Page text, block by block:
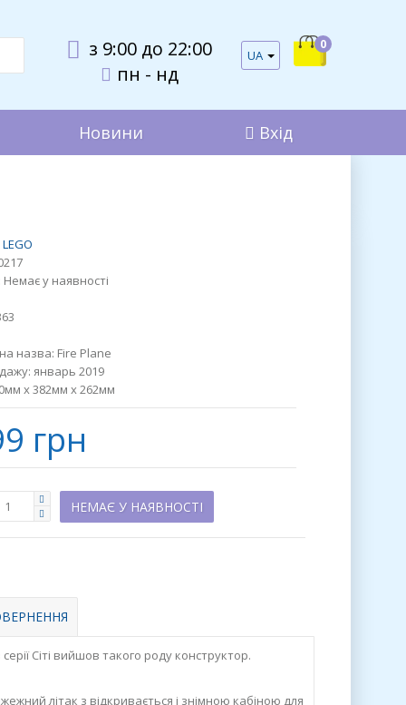
з 9:00 до 22:00
пн - нд
UA
0
Новини Вхід
LEGO
Немає у наявності
назва: Fire Plane
январь 2019
x 382мм x 262мм
грн
НЕМАЄ У НАЯВНОСТІ
Сіті вийшов такого роду конструктор.
літак з відкривається і знімною кабіною для